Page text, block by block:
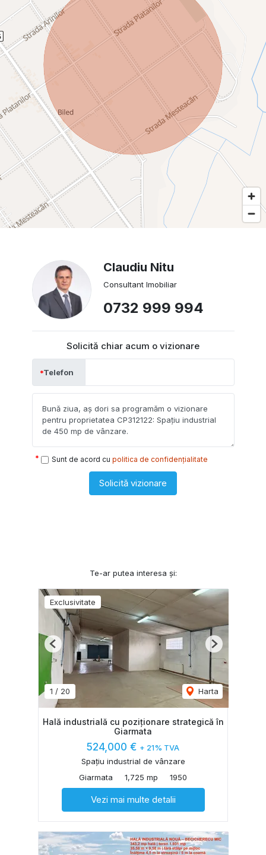
Claudiu Nitu
Consultant Imobiliar
0732 999 994
Solicită chiar acum o vizionare
Telefon
Sunt de acord cu politica de confidențialitate
Solicită vizionare
Te-ar putea interesa și:
Exclusivitate
1 / 20 Harta
Previous Next
Hală industrială cu poziționare strategică în
Giarmata
524,000 € + 21% TVA
Spațiu industrial de vânzare
Giarmata
1,725 mp 1950
Vezi mai multe detalii